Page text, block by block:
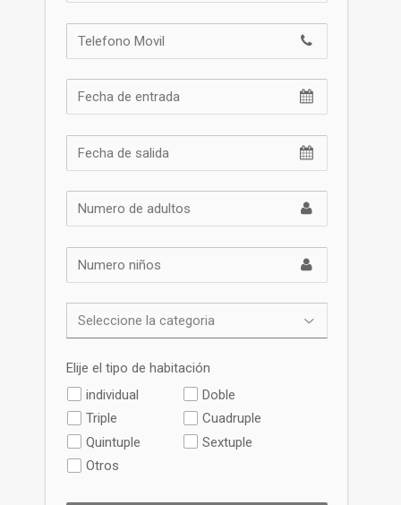
Elije el tipo de habitación
individual
Doble
Triple
Cuadruple
Quintuple
Sextuple
Otros